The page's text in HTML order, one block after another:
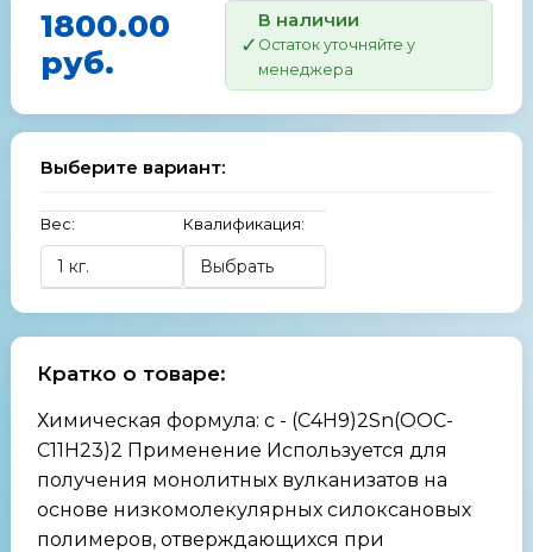
1800.00
руб.
В наличии
Остаток уточняйте у
менеджера
Выберите вариант:
Вес: Квалификация:
Кратко о товаре:
Химическая формула: с - (C4H9)2Sn(OOC­
C11H23)2 Применение Используется для
получения монолитных вулканизатов на
основе низкомолекулярных силоксановых
полимеров, отверждающихся при